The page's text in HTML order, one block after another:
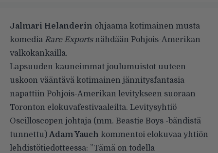
Jalmari Helanderin ohjaama kotimainen musta
komedia Rare Exportsnähdään Pohjois-Amerikan
valkokankailla.
Lapsuuden kauneimmat joulumuistot uuteen
uskoon vääntävä kotimainen jännitysfantasia
napattiin Pohjois-Amerikan levitykseen suoraan
Toronton elokuvafestivaaleilta. Levitysyhtiö
Oscilloscopen johtaja (mm. Beastie Boys -bändistä
tunnettu) Adam Yauch kommentoi elokuvaa yhtiön
lehdistötiedotteessa: ”Tämä on todella